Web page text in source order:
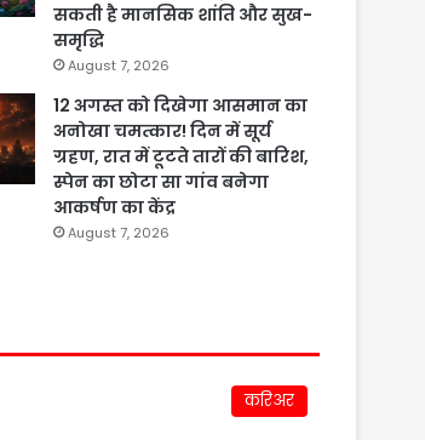
सकती है मानसिक शांति और सुख-
समृद्धि
August 7, 2026
12 अगस्त को दिखेगा आसमान का
अनोखा चमत्कार! दिन में सूर्य
ग्रहण, रात में टूटते तारों की बारिश,
स्पेन का छोटा सा गांव बनेगा
आकर्षण का केंद्र
August 7, 2026
करिअर